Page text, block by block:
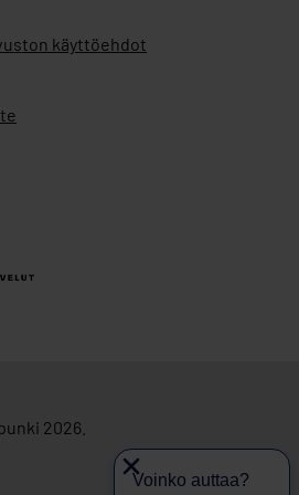
käyttöehdot
2026.
Voinko auttaa?